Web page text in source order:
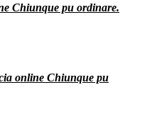
Chiunque pu ordinare.
online Chiunque pu